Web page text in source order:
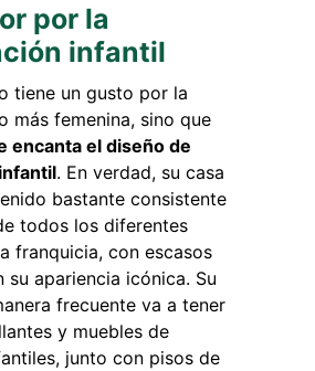
por la
infantil
tiene un gusto por la
más femenina, sino que
encanta el diseño de
. En verdad, su casa
bastante consistente
todos los diferentes
franquicia, con escasos
su apariencia icónica. Su
frecuente va a tener
y muebles de
junto con pisos de